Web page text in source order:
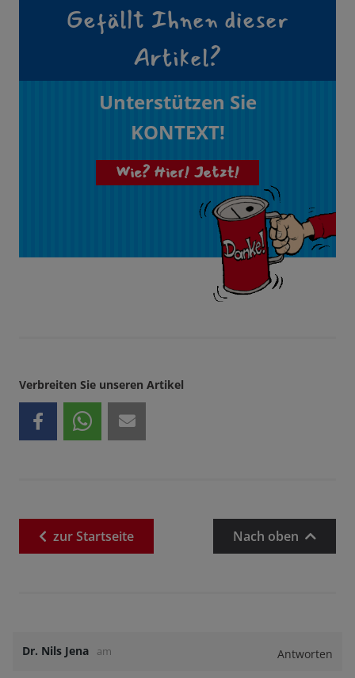
Gefällt Ihnen dieser
Artikel?
Unterstützen Sie
KONTEXT!
Wie? Hier! Jetzt!
Verbreiten Sie unseren Artikel
zurStartseite Nach oben
Dr. Nils Jena am Antworten